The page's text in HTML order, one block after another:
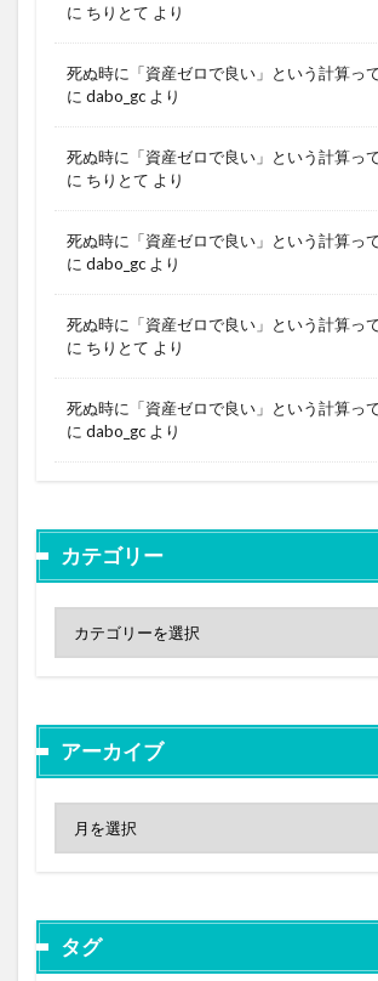
に ちりとて より
死ぬ時に「資産ゼロで良い」という計算っ
に dabo_gc より
死ぬ時に「資産ゼロで良い」という計算っ
に ちりとて より
死ぬ時に「資産ゼロで良い」という計算っ
に dabo_gc より
死ぬ時に「資産ゼロで良い」という計算っ
に ちりとて より
死ぬ時に「資産ゼロで良い」という計算っ
に dabo_gc より
カテゴリー
アーカイブ
タグ